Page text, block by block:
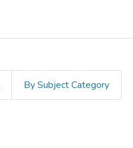
By Subject Category